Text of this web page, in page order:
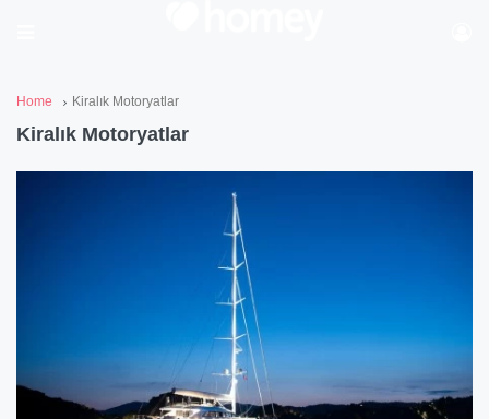
Home Kiralık Motoryatlar
Kiralık Motoryatlar